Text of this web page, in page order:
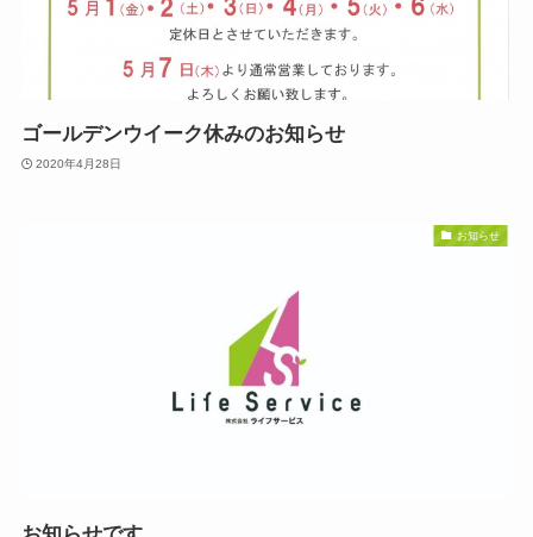
ゴールデンウイーク休みのお知らせ
2020年4月28日
お知らせ